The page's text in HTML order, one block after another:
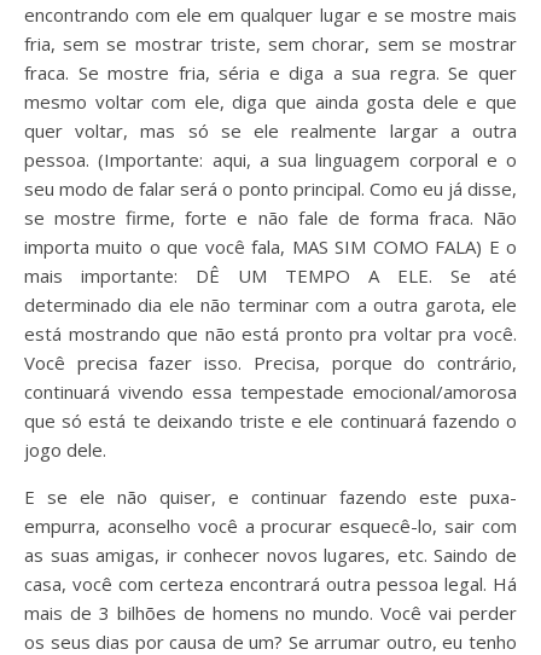
encontrando com ele em qualquer lugar e se mostre mais
fria, sem se mostrar triste, sem chorar, sem se mostrar
fraca. Se mostre fria, séria e diga a sua regra. Se quer
mesmo voltar com ele, diga que ainda gosta dele e que
quer voltar, mas só se ele realmente largar a outra
pessoa. (Importante: aqui, a sua linguagem corporal e o
seu modo de falar será o ponto principal. Como eu já disse,
se mostre firme, forte e não fale de forma fraca. Não
importa muito o que você fala, MAS SIM COMO FALA) E o
mais importante: DÊ UM TEMPO A ELE. Se até
determinado dia ele não terminar com a outra garota, ele
está mostrando que não está pronto pra voltar pra você.
Você precisa fazer isso. Precisa, porque do contrário,
continuará vivendo essa tempestade emocional/amorosa
que só está te deixando triste e ele continuará fazendo o
jogo dele.
E se ele não quiser, e continuar fazendo este puxa-
empurra, aconselho você a procurar esquecê-lo, sair com
as suas amigas, ir conhecer novos lugares, etc. Saindo de
casa, você com certeza encontrará outra pessoa legal. Há
mais de 3 bilhões de homens no mundo. Você vai perder
os seus dias por causa de um? Se arrumar outro, eu tenho